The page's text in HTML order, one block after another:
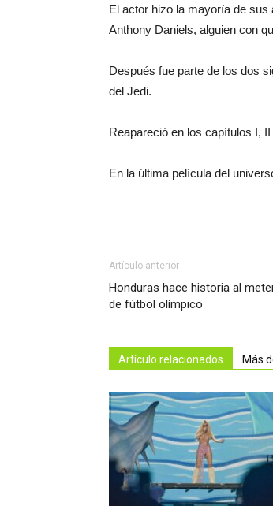
El actor hizo la mayoría de sus
Anthony Daniels, alguien con
Después fue parte de los dos
del Jedi.
Reapareció en los capítulos I,
En la última película del
Artículo anterior
Honduras hace historia al
de fútbol olímpico
Artículo relacionados Más